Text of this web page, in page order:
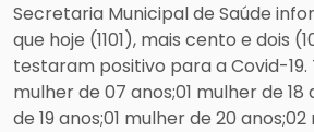
Secretaria Municipal de Saúde
que hoje (1101), mais cento e dois
testaram positivo para a Covid-19.
mulher de 07 anos;01 mulher de 18
de 19 anos;01 mulher de 20 anos;02